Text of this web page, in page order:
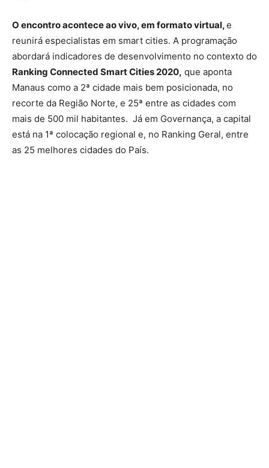
O encontro acontece ao vivo, em formato virtual,e
reunirá especialistas em smart cities. A programação
abordará indicadores de desenvolvimento no contexto do
Ranking Connected Smart Cities 2020, que aponta
Manaus como a 2ª cidade mais bem posicionada, no
recorte da Região Norte, e 25ª entre as cidades com
mais de 500 mil habitantes. Já em Governança, a capital
está na 1ª colocação regional e, no Ranking Geral, entre
as 25 melhores cidades do País.